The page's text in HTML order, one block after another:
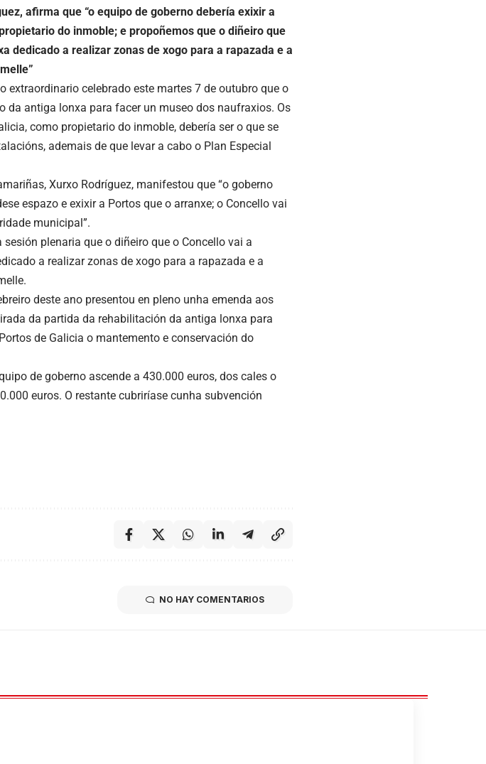
afirma que “o equipo de goberno debería exixir a
do inmoble; e propoñemos que o diñeiro que
dedicado a realizar zonas de xogo para a rapazada e a
extraordinario celebrado este martes 7 de outubro que o
da antiga lonxa para facer un museo dos naufraxios. Os
como propietario do inmoble, debería ser o que se
ademais de que levar a cabo o Plan Especial
Xurxo Rodríguez, manifestou que “o goberno
espazo e exixir a Portos que o arranxe; o Concello vai
municipal”.
plenaria que o diñeiro que o Concello vai a
a realizar zonas de xogo para a rapazada e a
deste ano presentou en pleno unha emenda aos
da partida da rehabilitación da antiga lonxa para
de Galicia o mantemento e conservación do
de goberno ascende a 430.000 euros, dos cales o
euros. O restante cubriríase cunha subvención
NO HAY COMENTARIOS